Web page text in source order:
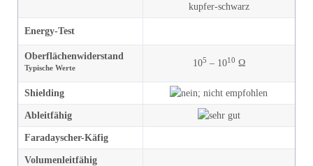
kupfer-schwarz
Energy-Test
Oberflächen­widerstand
Typische Werte 105 – 1010 Ω
Shielding
Ableitfähig
Faradayscher-Käfig
Volumen­leitfähig